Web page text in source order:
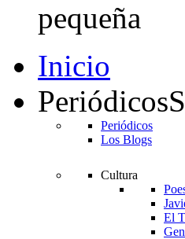
pequeña
Inicio
Periódicos
Periódicos
Los Blogs
Cultura
El